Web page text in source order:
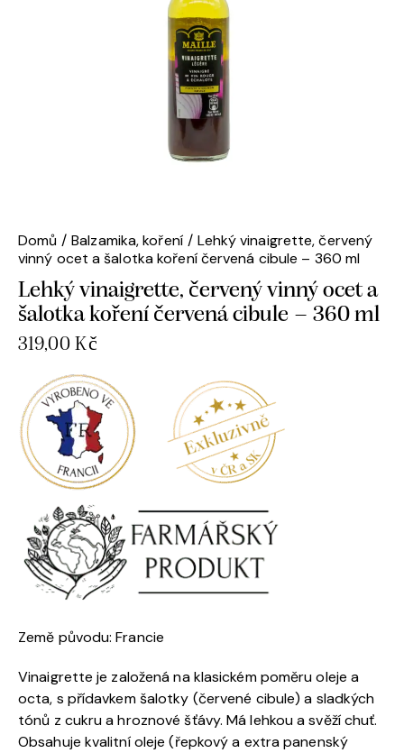
Domů Balzamika, koření
Lehký vinaigrette, červený
vinný ocet a šalotka koření červená cibule – 360 ml
Lehký vinaigrette, červený vinný ocet a
šalotka koření červená cibule – 360 ml
319,00 Kč
Země původu: Francie
Vinaigrette je založená na klasickém poměru oleje a
octa, s přídavkem šalotky (červené cibule) a sladkých
tónů z cukru a hroznové šťávy. Má lehkou a svěží chuť.
Obsahuje kvalitní oleje (řepkový a extra panenský